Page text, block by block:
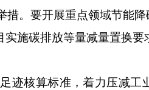
。要开展重点领域节能降
施碳排放等量减量置换
迹核算标准，着力压减工